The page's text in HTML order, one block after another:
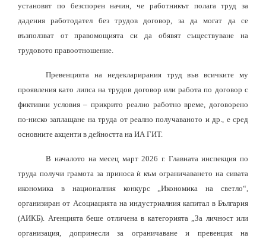
установят по безспорен начин, че работникът полага труд за
дадения работодател без трудов договор, за да могат да се
възползват от правомощията си да обявят съществуване на
трудовото правоотношение.
Превенцията на недекларирания труд във всичките му
проявления като липса на трудов договор или работа по договор с
фиктивни условия – прикрито реално работно време, договорено
по-ниско заплащане на труда от реално получаваното и др., е сред
основните акценти в дейността на ИА ГИТ.
В началото на месец март 2026 г. Главната инспекция по
труда получи грамота за приноса ѝ към ограничаването на сивата
икономика в националния конкурс „Икономика на светло“,
организиран от Асоциацията на индустриалния капитал в България
(АИКБ). Агенцията беше отличена в категорията „За личност или
организация, допринесли за ограничаване и превенция на